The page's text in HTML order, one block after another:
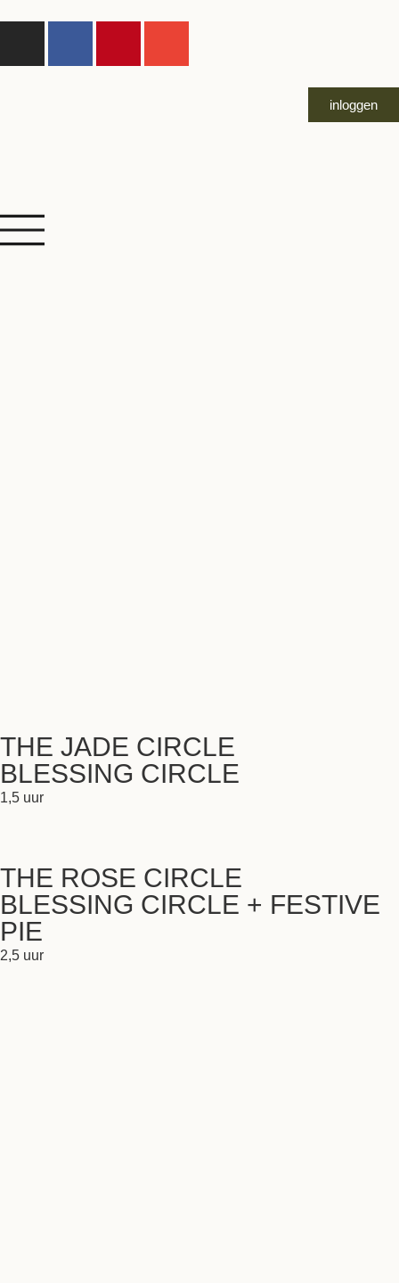
inloggen
THE JADE CIRCLE
BLESSING CIRCLE
1,5 uur
THE ROSE CIRCLE
BLESSING CIRCLE + FESTIVE
PIE
2,5 uur